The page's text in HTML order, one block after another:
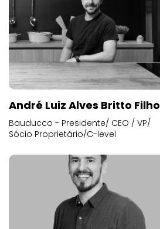
André Luiz Alves Britto Filho
Bauducco - Presidente/ CEO / VP/
Sócio Proprietário/C-level